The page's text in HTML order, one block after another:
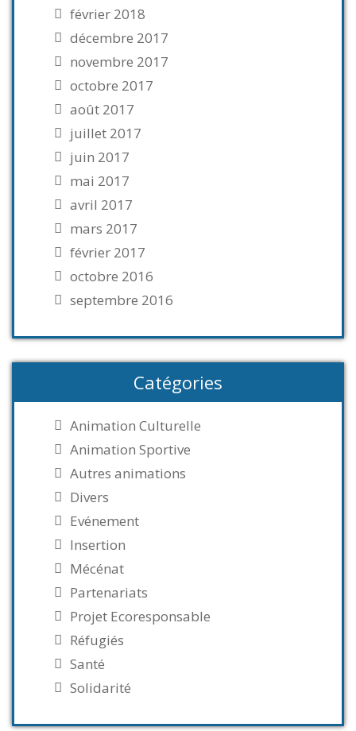
février 2018
décembre 2017
novembre 2017
octobre 2017
août 2017
juillet 2017
juin 2017
mai 2017
avril 2017
mars 2017
février 2017
octobre 2016
septembre 2016
Catégories
Animation Culturelle
Animation Sportive
Autres animations
Divers
Evénement
Insertion
Mécénat
Partenariats
Projet Ecoresponsable
Réfugiés
Santé
Solidarité